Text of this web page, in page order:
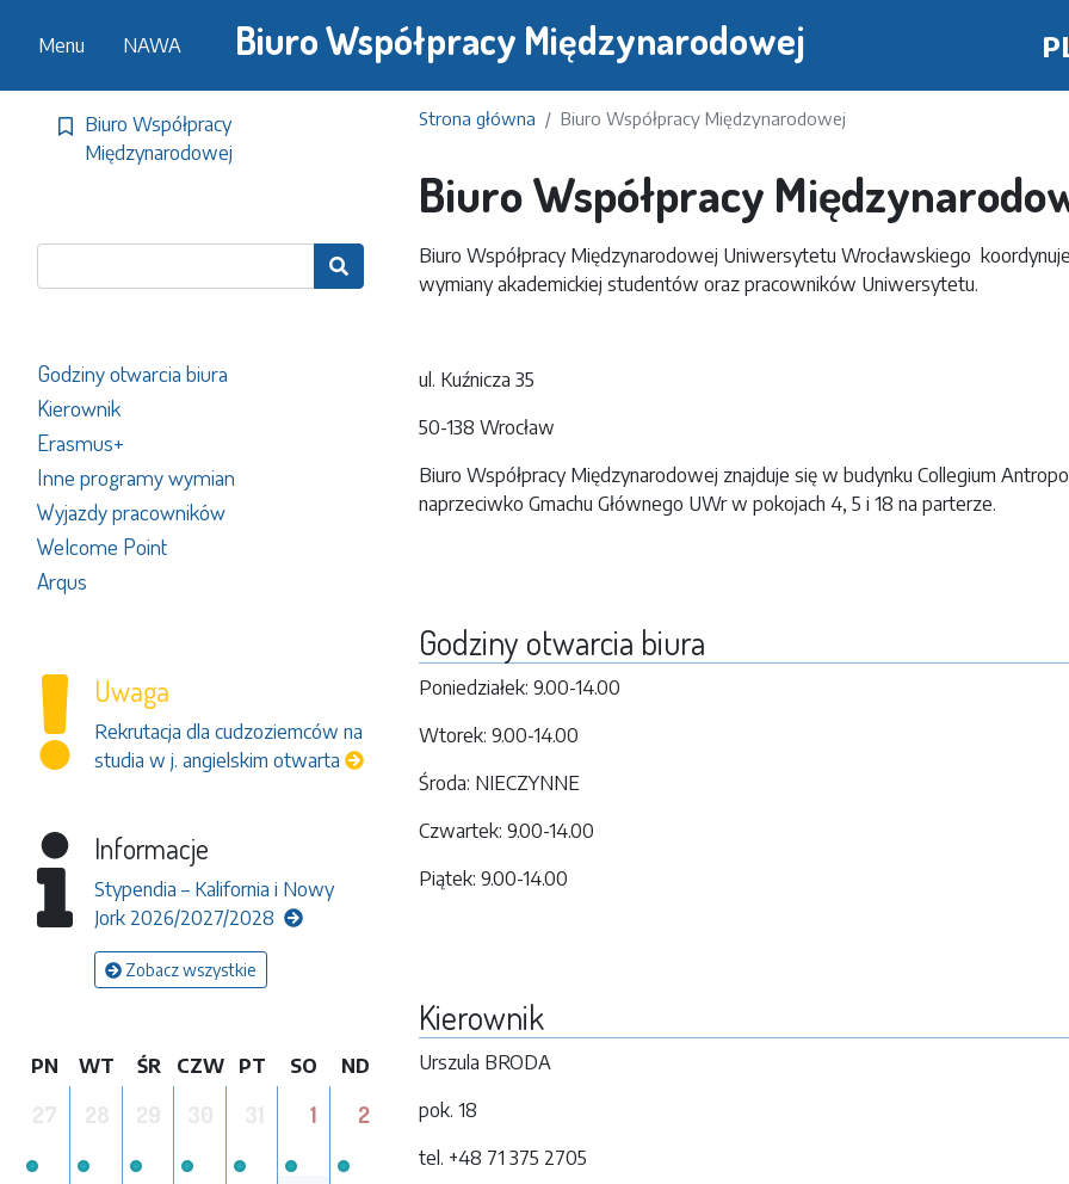
do
Menu NAWA Biuro Współpracy Międzynarodowej
Strona główna Biuro Współpracy Międzynarodowej
Biuro Współpracy
Biuro Współpracy Międzynarodowej Uniwersytetu Wrocławskiego
wymiany akademickiej studentów oraz pracowników Uniwersytetu.
ul. Kuźnicza 35
50-138 Wrocław
Biuro Współpracy Międzynarodowej znajduje się w budynku Collegium
naprzeciwko Gmachu Głównego UWr w pokojach 4, 5 i 18 na parterze.
Godziny otwarcia biura
Poniedziałek: 9.00-14.00
Wtorek: 9.00-14.00
Środa: NIECZYNNE
Czwartek: 9.00-14.00
Piątek: 9.00-14.00
Kierownik
Urszula BRODA
pok. 18
tel. +48 71 375 2705
Biuro Współpracy
Międzynarodowej

Godziny otwarcia biura
Kierownik
Erasmus+
Inne programy wymian
Wyjazdy pracowników
Welcome Point
Arqus
Uwaga
Rekrutacja dla cudzoziemców na
studia w j. angielskim otwarta
Informacje
Stypendia – Kalifornia i Nowy
Jork 2026/2027/2028
Zobacz wszystkie
PN WT ŚR CZW PT SO ND
1 2